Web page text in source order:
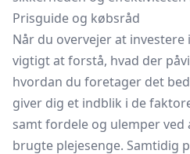
Prisguide og købsråd
Når du overvejer at investere
vigtigt at forstå, hvad der
hvordan du foretager det
giver dig et indblik i de
samt fordele og ulemper ved
brugte plejesenge. Samtidig